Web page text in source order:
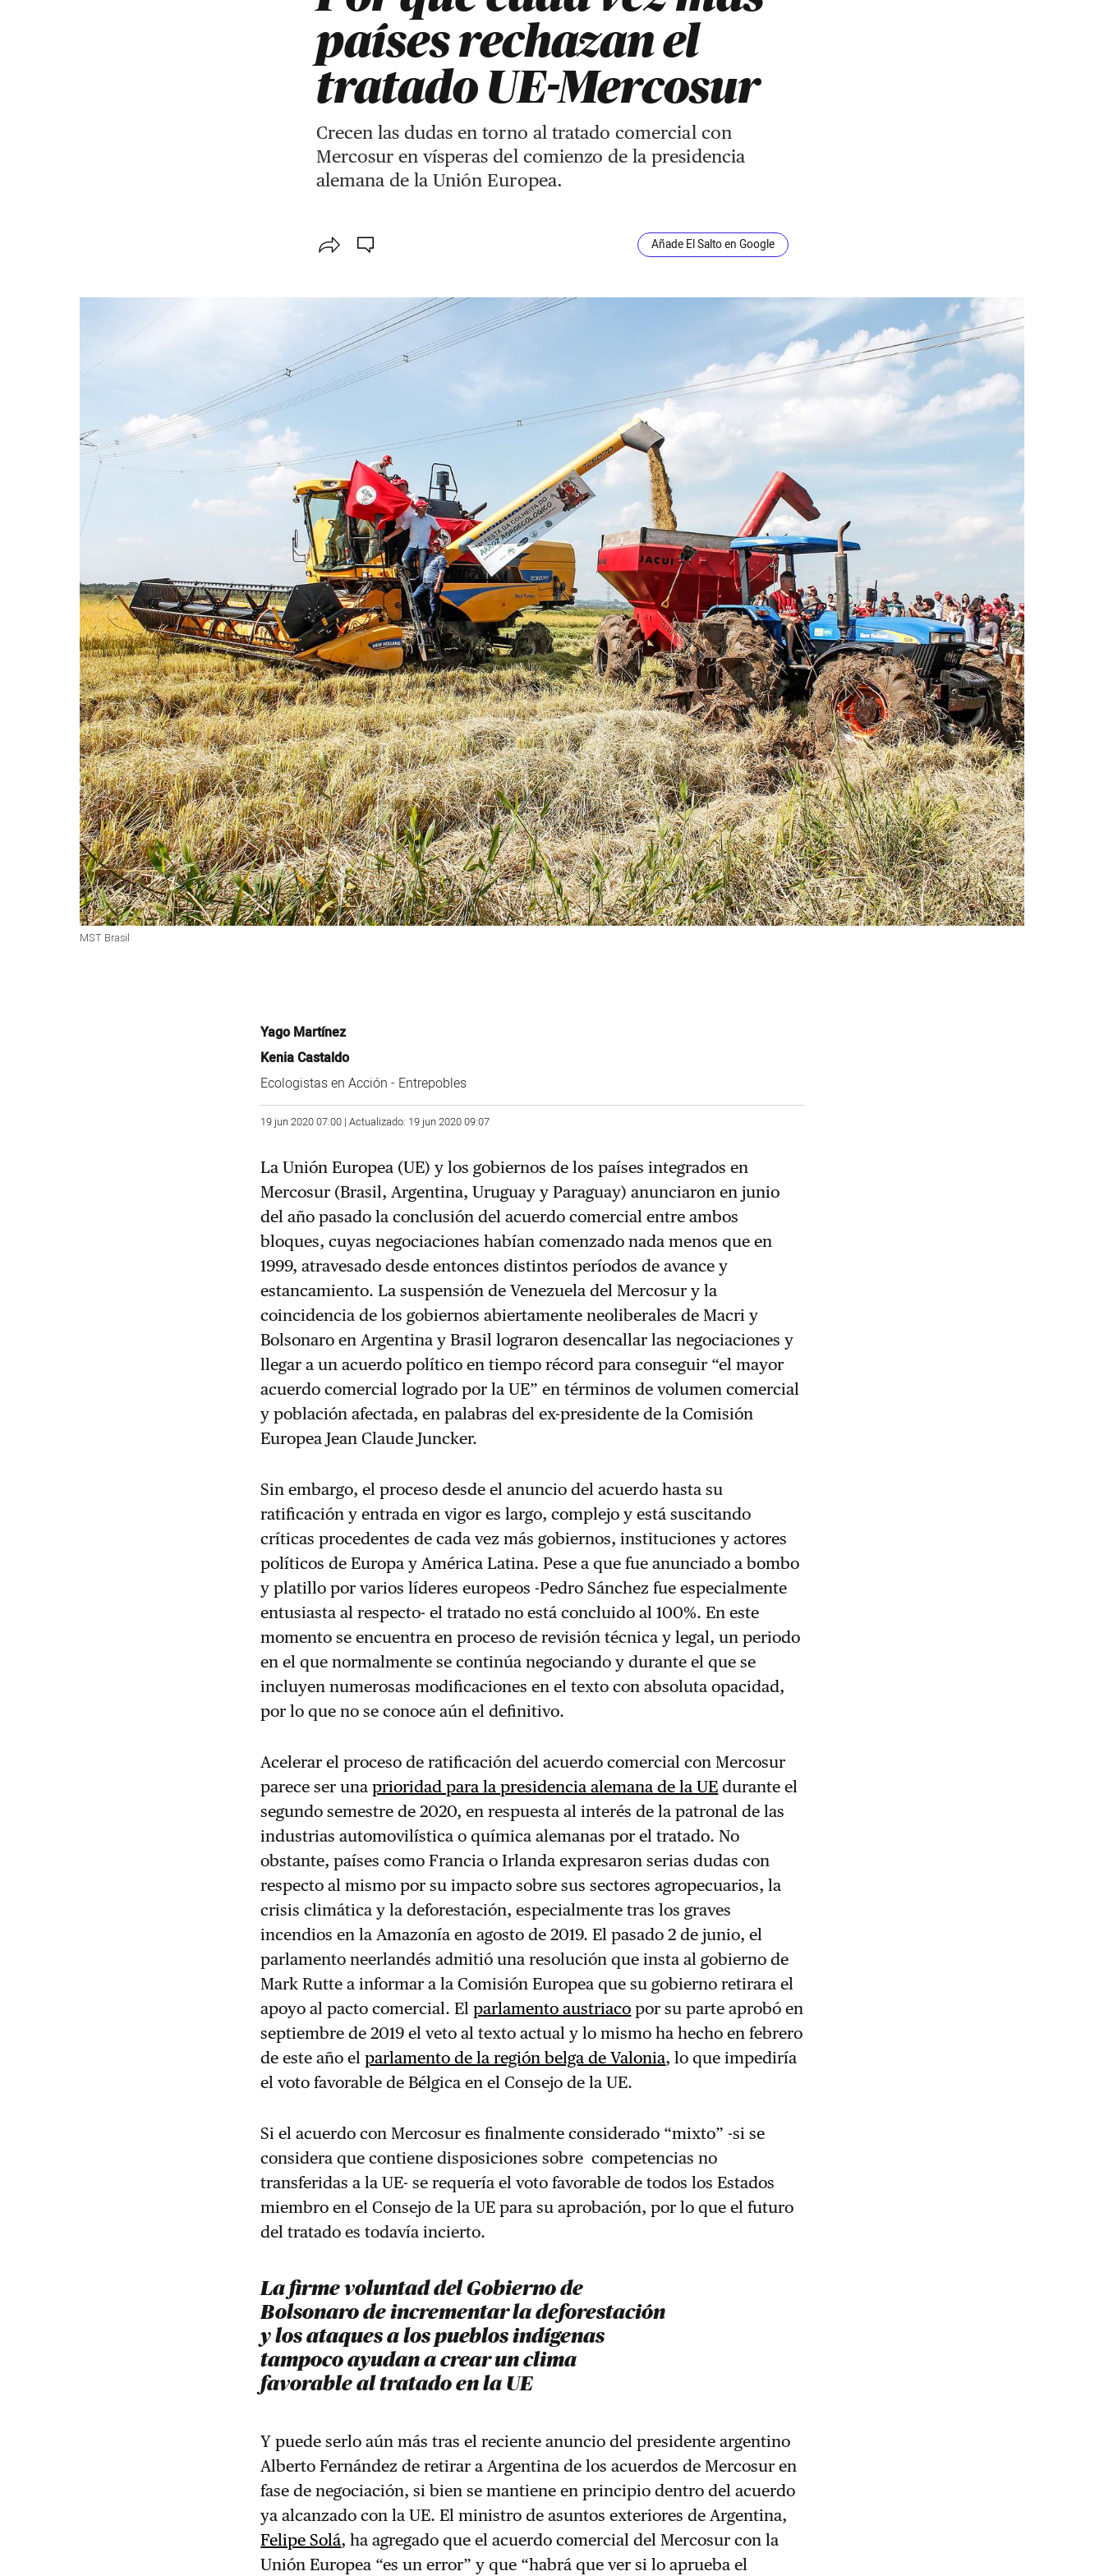
países rechazan el
tratado UE-Mercosur
Crecen las dudas en torno al tratado comercial con
Mercosur en vísperas del comienzo de la presidencia
alemana de la Unión Europea.
Añade El Salto en Google
MST Brasil
Yago Martínez
Kenia Castaldo
Ecologistas en Acción - Entrepobles
19 jun 2020 07:00 | Actualizado: 19 jun 2020 09:07
La Unión Europea (UE) y los gobiernos de los países integrados en
Mercosur (Brasil, Argentina, Uruguay y Paraguay) anunciaron en junio
del año pasado la conclusión del acuerdo comercial entre ambos
bloques, cuyas negociaciones habían comenzado nada menos que en
1999, atravesado desde entonces distintos períodos de avance y
estancamiento. La suspensión de Venezuela del Mercosur y la
coincidencia de los gobiernos abiertamente neoliberales de Macri y
Bolsonaro en Argentina y Brasil lograron desencallar las negociaciones y
llegar a un acuerdo político en tiempo récord para conseguir “el mayor
acuerdo comercial logrado por la UE” en términos de volumen comercial
y población afectada, en palabras del ex-presidente de la Comisión
Europea Jean Claude Juncker.
Sin embargo, el proceso desde el anuncio del acuerdo hasta su
ratificación y entrada en vigor es largo, complejo y está suscitando
críticas procedentes de cada vez más gobiernos, instituciones y actores
políticos de Europa y América Latina. Pese a que fue anunciado a bombo
y platillo por varios líderes europeos -Pedro Sánchez fue especialmente
entusiasta al respecto- el tratado no está concluido al 100%. En este
momento se encuentra en proceso de revisión técnica y legal, un periodo
en el que normalmente se continúa negociando y durante el que se
incluyen numerosas modificaciones en el texto con absoluta opacidad,
por lo que no se conoce aún el definitivo.
Acelerar el proceso de ratificación del acuerdo comercial con Mercosur
parece ser unaprioridad para la presidencia alemana de la UE durante el
segundo semestre de 2020, en respuesta al interés de la patronal de las
industrias automovilística o química alemanas por el tratado. No
obstante, países como Francia o Irlanda expresaron serias dudas con
respecto al mismo por su impacto sobre sus sectores agropecuarios, la
crisis climática y la deforestación, especialmente tras los graves
incendios en la Amazonía en agosto de 2019. El pasado 2 de junio, el
parlamento neerlandés admitió una resolución que insta al gobierno de
Mark Rutte a informar a la Comisión Europea que su gobierno retirara el
apoyo al pacto comercial. Elparlamento austriaco por su parte aprobó en
septiembre de 2019 el veto al texto actual y lo mismo ha hecho en febrero
de este año elparlamento de la región belga de Valonia, lo que impediría
el voto favorable de Bélgica en el Consejo de la UE.
Si el acuerdo con Mercosur es finalmente considerado “mixto” -si se
considera que contiene disposiciones sobre competencias no
transferidas a la UE- se requería el voto favorable de todos los Estados
miembro en el Consejo de la UE para su aprobación, por lo que el futuro
del tratado es todavía incierto.
La firme voluntad del Gobierno de
Bolsonaro de incrementar la deforestación
y los ataques a los pueblos indígenas
tampoco ayudan a crear un clima
favorable al tratado en la UE
Y puede serlo aún más tras el reciente anuncio del presidente argentino
Alberto Fernández de retirar a Argentina de los acuerdos de Mercosur en
fase de negociación, si bien se mantiene en principio dentro del acuerdo
ya alcanzado con la UE. El ministro de asuntos exteriores de Argentina,
Felipe Solá, ha agregado que el acuerdo comercial del Mercosur con la
Unión Europea “es un error” y que “habrá que ver si lo aprueba el